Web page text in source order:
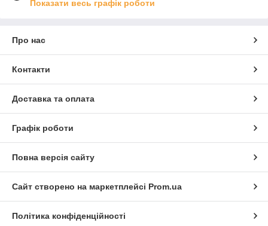
Показати весь графік роботи
Про нас
Контакти
Доставка та оплата
Графік роботи
Повна версія сайту
Сайт створено на маркетплейсі Prom.ua
Політика конфіденційності